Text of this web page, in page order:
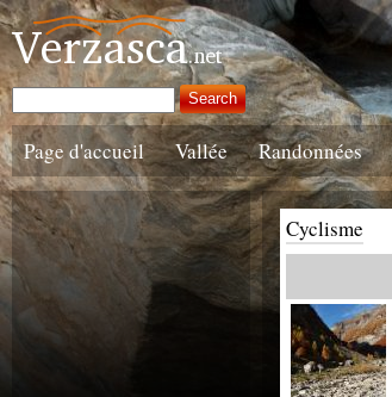
Page d'accueil Vallée Randonnées
Cyclisme